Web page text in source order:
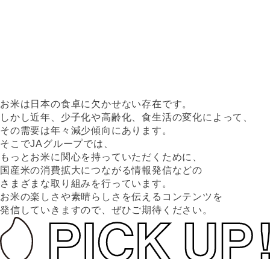
お米は日本の食卓に欠かせない存在です。
しかし近年、少子化や高齢化、食生活の変化によって、
その需要は年々減少傾向にあります。
そこでJAグループでは、
もっとお米に関心を持っていただくために、
国産米の消費拡大につながる情報発信などの
さまざまな取り組みを行っています。
お米の楽しさや素晴らしさを伝えるコンテンツを
発信していきますので、ぜひご期待ください。